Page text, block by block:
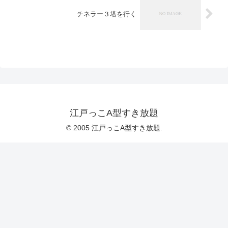
チネラー３塔を行く
江戸っこA型すき放題
© 2005 江戸っこA型すき放題.